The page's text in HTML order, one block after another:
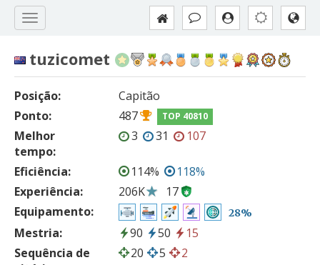
tuzicomet
Posição:
Capitão
Ponto:
487 TOP 40810
Melhor
tempo:
3 31 107
Eficiência: 114%
118%
Experiência:
206K
17
Equipamento:
28%
Mestria: 90 50
15
Sequência de
20 5 2